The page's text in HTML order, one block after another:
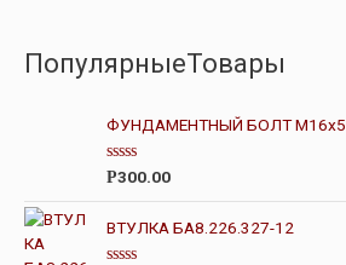
ПопулярныеТовары
ФУНДАМЕНТНЫЙ БОЛТ
О
е
н
к
а
Р300.00
ВТУЛКА БА8.226.327-12